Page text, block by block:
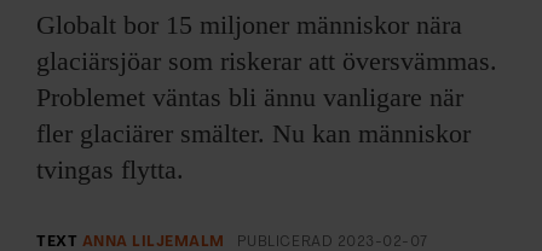
EVENEMANG & RESOR
SHOP
Globalt bor 15 miljoner människor nära
glaciärsjöar som riskerar att översvämmas.
Problemet väntas bli ännu vanligare när
fler glaciärer smälter. Nu kan människor
tvingas flytta.
TEXT ANNA LILJEMALM PUBLICERAD 2023-02-07